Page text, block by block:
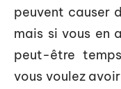
peuvent causer
mais si vous en
peut-être
vous voulez